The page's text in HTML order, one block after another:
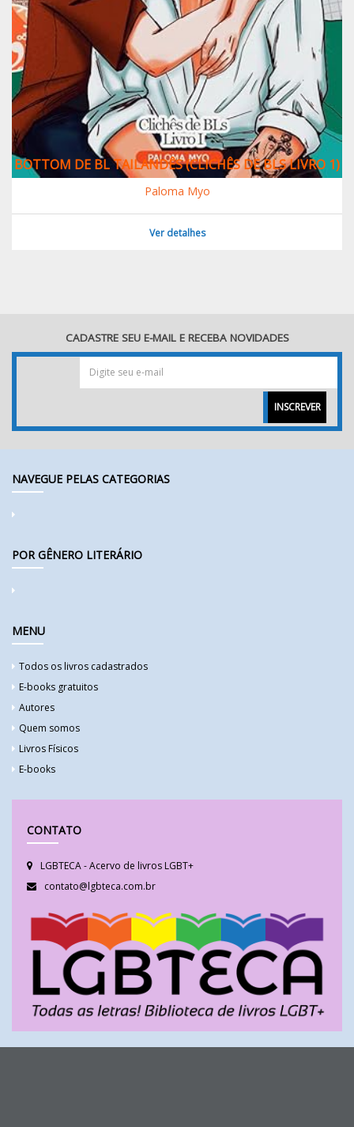
BOTTOM DE BL TAILANDÊS (CLICHÊS DE BLS LIVRO 1)
Paloma Myo
Ver detalhes
CADASTRE SEU E-MAIL E RECEBA NOVIDADES
INSCREVER
NAVEGUE PELAS CATEGORIAS
POR GÊNERO LITERÁRIO
MENU
Todos os livros cadastrados
E-books gratuitos
Autores
Quem somos
Livros Físicos
E-books
CONTATO
LGBTECA - Acervo de livros LGBT+
contato@lgbteca.com.br